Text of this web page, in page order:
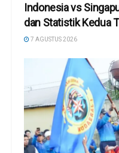
Indonesia vs
dan Statistik Kedua
7 AGUSTUS 2026